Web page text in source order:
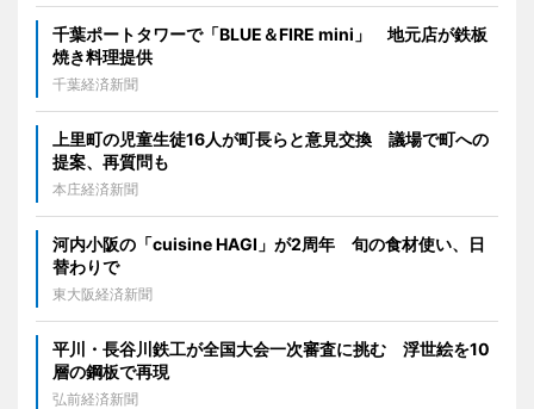
千葉ポートタワーで「BLUE＆FIRE mini」 地元店が鉄板
焼き料理提供
千葉経済新聞
上里町の児童生徒16人が町長らと意見交換 議場で町への
提案、再質問も
本庄経済新聞
河内小阪の「cuisine HAGI」が2周年 旬の食材使い、日
替わりで
東大阪経済新聞
平川・長谷川鉄工が全国大会一次審査に挑む 浮世絵を10
層の鋼板で再現
弘前経済新聞